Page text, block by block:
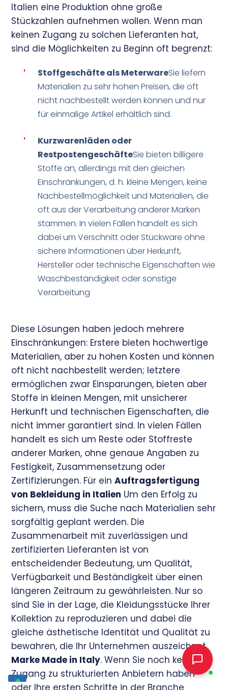
Italien eine Produktion ohne große
Stückzahlen aufnehmen wollen. Wenn man
keinen Zugang zu solchen Lieferanten hat,
sind die Möglichkeiten zu Beginn oft begrenzt:
' Stoffgeschäfte als MeterwareSie liefern
Materialien zu sehr hohen Preisen, die oft
nicht nachbestellt werden können und nur
für einmalige Artikel erhältlich sind.
'
Kurzwarenläden oder
RestpostengeschäfteSie bieten billigere
Stoffe an, allerdings mit den gleichen
Einschränkungen, d. h. kleine Mengen, keine
Nachbestellmöglichkeit und Materialien, die
oft aus der Verarbeitung anderer Marken
stammen. In vielen Fällen handelt es sich
dabei um Verschnitt oder Stückware ohne
sichere Informationen über Herkunft,
Hersteller oder technische Eigenschaften wie
Waschbeständigkeit oder sonstige
Verarbeitung
Diese Lösungen haben jedoch mehrere
Einschränkungen: Erstere bieten hochwertige
Materialien, aber zu hohen Kosten und können
oft nicht nachbestellt werden; letztere
ermöglichen zwar Einsparungen, bieten aber
Stoffe in kleinen Mengen, mit unsicherer
Herkunft und technischen Eigenschaften, die
nicht immer garantiert sind. In vielen Fällen
handelt es sich um Reste oder Stoffreste
anderer Marken, ohne genaue Angaben zu
Festigkeit, Zusammensetzung oder
Zertifizierungen. Für einAuftragsfertigung
von Bekleidung in Italien Um den Erfolg zu
sichern, muss die Suche nach Materialien sehr
sorgfältig geplant werden. Die
Zusammenarbeit mit zuverlässigen und
zertifizierten Lieferanten ist von
entscheidender Bedeutung, um Qualität,
Verfügbarkeit und Beständigkeit über einen
längeren Zeitraum zu gewährleisten. Nur so
sind Sie in der Lage, die Kleidungsstücke Ihrer
Kollektion zu reproduzieren und dabei die
gleiche ästhetische Identität und Qualität zu
bewahren, die Ihr Unternehmen auszeichnet.
Marke Made in Italy. Wenn Sie noch keinen
Zugang zu strukturierten Anbietern haben
oder Ihre ersten Schritte in der Branche